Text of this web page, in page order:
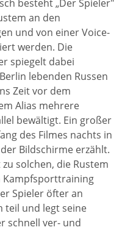
besteht „Der Spieler"
an den
und von einer Voice-
werden. Die
spiegelt dabei
lebenden Russen
Zeit vor dem
Alias mehrere
bewältigt. Ein großer
des Filmes nachts in
Bildschirme erzählt.
solchen, die Rustem
Kampfsporttraining
Spieler öfter an
teil und legt seine
schnell ver- und